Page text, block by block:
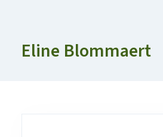
Eline Blommaert